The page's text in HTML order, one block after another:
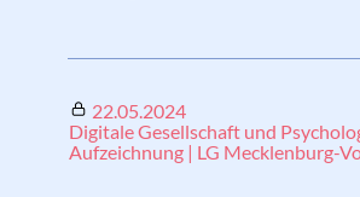
22.05.2024
Digitale Gesellschaft und
Aufzeichnung | LG Mecklenburg-